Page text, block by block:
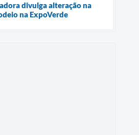
divulga alteração na
na ExpoVerde